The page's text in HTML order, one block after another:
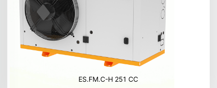
ES.FM.C-H 251 CC